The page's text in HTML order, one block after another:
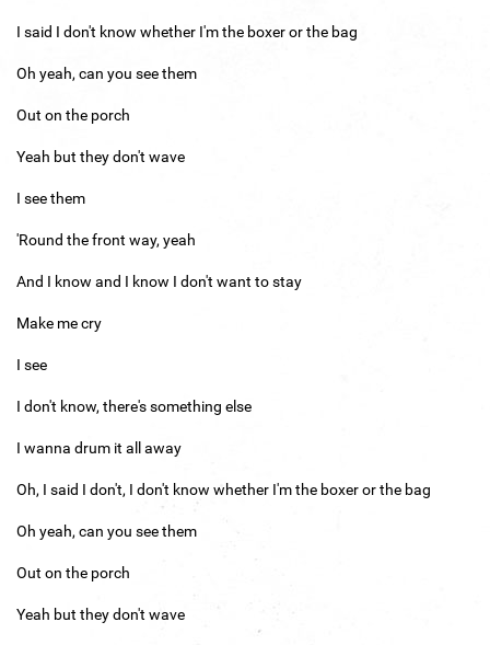
I said I don't know whether I'm the boxer or the bag
Oh yeah, can you see them
Out on the porch
Yeah but they don't wave
I see them
'Round the front way, yeah
And I know and I know I don't want to stay
Make me cry
I see
I don't know, there's something else
I wanna drum it all away
Oh, I said I don't, I don't know whether I'm the boxer or the bag
Oh yeah, can you see them
Out on the porch
Yeah but they don't wave